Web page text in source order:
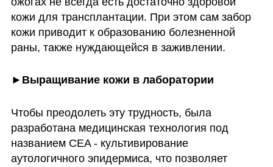
кожи для трансплантации. При этом сам забор
кожи приводит к образованию болезненной
раны, также нуждающейся в заживлении.
►Выращивание кожи в лаборатории
Чтобы преодолеть эту трудность, была
разработана медицинская технология под
названием CEA - культивирование
аутологичного эпидермиса, что позволяет